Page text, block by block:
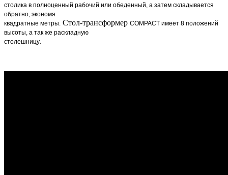
столика в полноценный рабочий или обеденный, а затем складывается
обратно, экономя
квадратные метры. Стол-трансформер COMPACT имеет 8 положений
высоты, а так же раскладную
столешницу.